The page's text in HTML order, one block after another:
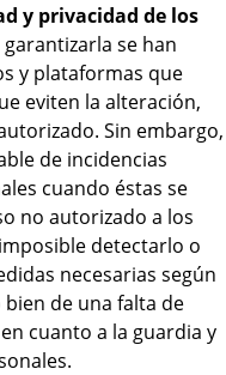
y privacidad de los
garantizarla se han
y plataformas que
eviten la alteración,
Sin embargo,
de incidencias
cuando éstas se
no autorizado a los
detectarlo o
necesarias según
de una falta de
cuanto a la guardia y